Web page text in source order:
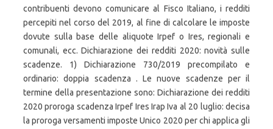
contribuenti devono comunicare al Fisco Italiano, i redditi
percepiti nel corso del 2019, al fine di calcolare le imposte
dovute sulla base delle aliquote Irpef o Ires, regionali e
comunali, ecc. Dichiarazione dei redditi 2020: novità sulle
scadenze. 1) Dichiarazione 730/2019 precompilato e
ordinario: doppia scadenza . Le nuove scadenze per il
termine della presentazione sono: Dichiarazione dei redditi
2020 proroga scadenza Irpef Ires Irap Iva al 20 luglio: decisa
la proroga versamenti imposte Unico 2020 per chi applica gli